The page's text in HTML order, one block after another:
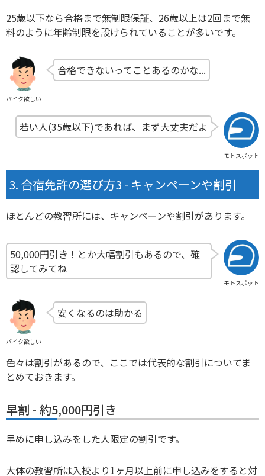
25歳以下なら合格まで無制限保証、26歳以上は2回まで無
料のように年齢制限を設けられていることが多いです。
バイク欲しい
合格できないってことあるのかな...
モトスポット
若い人(35歳以下)であれば、まず大丈夫だよ
合宿免許の選び方3 - キャンペーンや割引
ほとんどの教習所には、キャンペーンや割引があります。
モトスポット
50,000円引き！とか大幅割引もあるので、確
認してみてね
バイク欲しい
安くなるのは助かる
色々は割引があるので、ここでは代表的な割引についてま
とめておきます。
早割 - 約5,000円引き
早めに申し込みをした人限定の割引です。
大体の教習所は入校より1ヶ月以上前に申し込みをすると対